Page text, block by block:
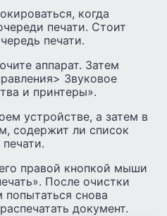
когда
печати. Стоит
печати.
аппарат. Затем
Звуковое
и принтеры».
устройстве, а затем в
содержит ли список
правой кнопкой мыши
После очистки
снова
документ.